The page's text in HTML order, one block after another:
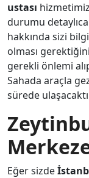
ustası
durumu
hakkında sizi
olması
gerekli önlemi
Sahada araçla
sürede
Eğer sizde